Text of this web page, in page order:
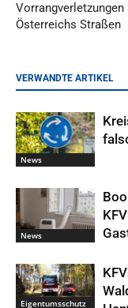
Vorrangverletzungen
Österreichs Straßen
VERWANDTE ARTIKEL
News
News
Eigentumsschutz